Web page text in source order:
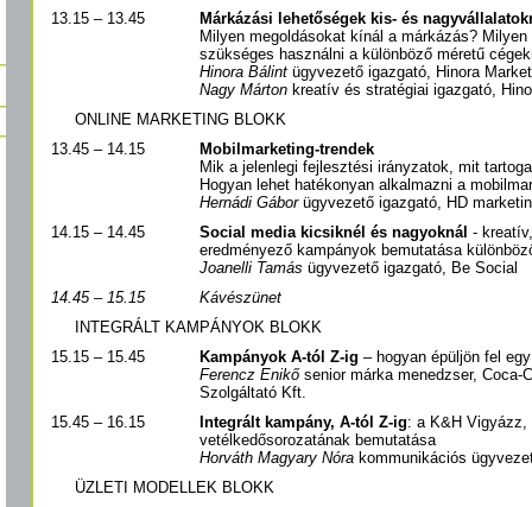
13.15 – 13.45
Márkázási lehetőségek kis- és
Milyen megoldásokat kínál a márkázás?
szükséges használni a különböző méretű
Hinora Bálint ügyvezető igazgató, Hinora
Nagy Márton kreatív és stratégiai igazgató,
ONLINE MARKETING BLOKK
13.45 – 14.15
Mobilmarketing-trendek
Mik a jelenlegi fejlesztési irányzatok, mit
Hogyan lehet hatékonyan alkalmazni a
Hernádi Gáborügyvezető igazgató, HD
14.15 – 14.45
Social media kicsiknél és nagyoknál -
eredményező kampányok bemutatása
Joanelli Tamás ügyvezető igazgató, Be Social
14.45 – 15.15
Kávészünet
INTEGRÁLT KAMPÁNYOK BLOKK
15.15 – 15.45
Kampányok A-tól Z-ig – hogyan épüljön fel
Ferencz Enikősenior márka menedzser, Coca-
Szolgáltató Kft.
15.45 – 16.15
Integrált kampány, A-tól Z-ig: a K&H
vetélkedősorozatának bemutatása
Horváth Magyary Nóra kommunikációs
ÜZLETI MODELLEK BLOKK